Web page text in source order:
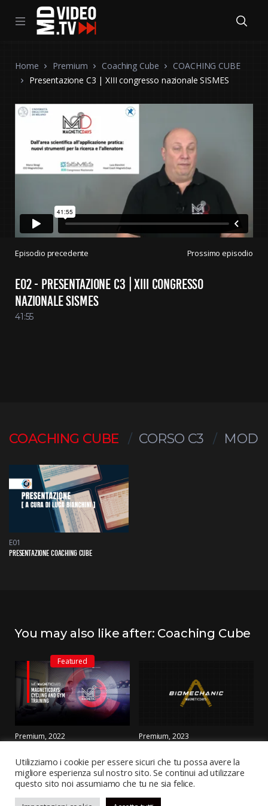
Home Premium Coaching Cube
COACHING CUBE
Presentazione C3 | XIII congresso nazionale SISMES
Episodio precedente Prossimo episodio
E02 - PRESENTAZIONE C3 | XIII CONGRESSO
NAZIONALE SISMES
41:55
COACHING CUBE CORSO C3
E01
PRESENTAZIONE COACHING CUBE
You may also like after: Coaching Cube
Featured
Premium 2022 Premium 2023
Utilizziamo i cookie per essere sicuri che tu possa avere la
migliore esperienza sul nostro sito. Se continui ad utilizzare
questo sito noi assumiamo che tu ne sia felice.